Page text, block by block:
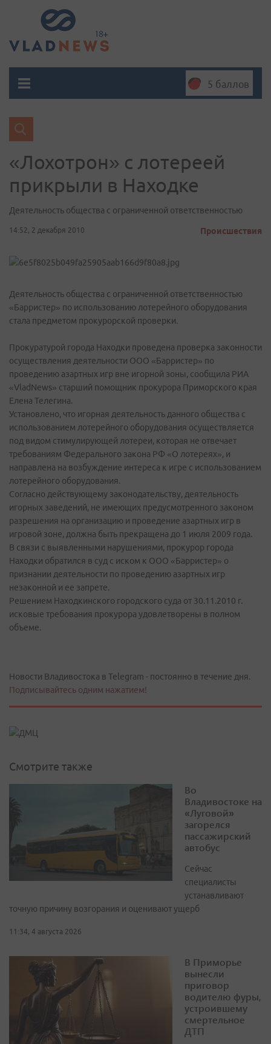
5 баллов
«Лохотрон» с лотереей
прикрыли в Находке
Деятельность общества с ограниченной ответственностью
14:52, 2 декабря 2010 Происшествия
Деятельность общества с ограниченной ответственностью
«Барристер» по использованию лотерейного оборудования
стала предметом прокурорской проверки.
Прокуратурой города Находки проведена проверка законности
осуществления деятельности ООО «Барристер» по
проведению азартных игр вне игорной зоны, сообщила РИА
«VladNews» старший помощник прокурора Приморского края
Елена Телегина.
Установлено, что игорная деятельность данного общества с
использованием лотерейного оборудования осуществляется
под видом стимулирующей лотереи, которая не отвечает
требованиям Федерального закона РФ «О лотереях», и
направлена на возбуждение интереса к игре с использованием
лотерейного оборудования.
Согласно действующему законодательству, деятельность
игорных заведений, не имеющих предусмотренного законом
разрешения на организацию и проведение азартных игр в
игровой зоне, должна быть прекращена до 1 июля 2009 года.
В связи с выявленными нарушениями, прокурор города
Находки обратился в суд с иском к ООО «Барристер» о
признании деятельности по проведению азартных игр
незаконной и ее запрете.
Решением Находкинского городского суда от 30.11.2010 г.
исковые требования прокурора удовлетворены в полном
объеме.
Новости Владивостока в Telegram - постоянно в течение дня.
Подписывайтесь одним нажатием!
Смотрите также
Во
Владивостоке на
«Луговой»
загорелся
пассажирский
автобус
Сейчас
специалисты
устанавливают
точную причину возгорания и оценивают ущерб
11:34, 4 августа 2026
В Приморье
вынесли
приговор
водителю фуры,
устроившему
смертельное
ДТП